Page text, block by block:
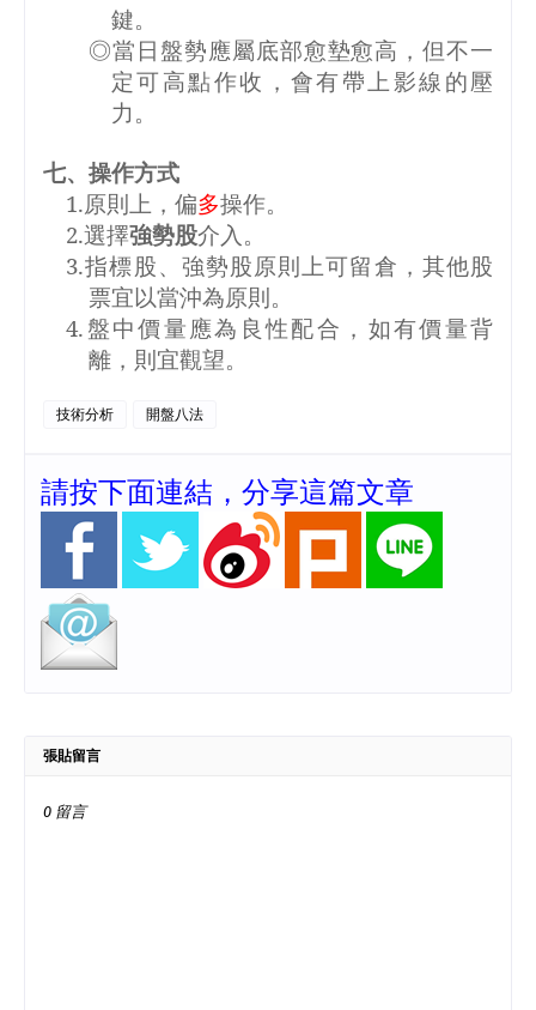
鍵。
◎當日盤勢應屬底部愈墊愈高，但不一
定可高點作收，會有帶上影線的壓
力。
七、操作方式
1.原則上，偏多操作。
2.選擇強勢股介入。
3.指標股、強勢股原則上可留倉，其他股
票宜以當沖為原則。
4. 盤中價量應為良性配合，如有價量背
離，則宜觀望。
技術分析 開盤八法
請按下面連結，分享這篇文章
張貼留言
0 留言